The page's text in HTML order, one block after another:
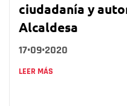
ciudadanía y
Alcaldesa
17•09•2020
LEER MÁS